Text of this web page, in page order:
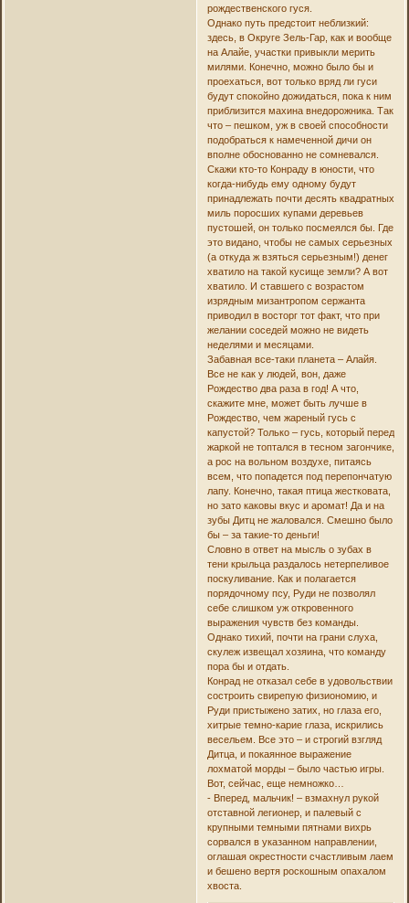
рождественского гуся.
Однако путь предстоит неблизкий:
здесь, в Округе Зель-Гар, как и вообще
на Алайе, участки привыкли мерить
милями. Конечно, можно было бы и
проехаться, вот только вряд ли гуси
будут спокойно дожидаться, пока к ним
приблизится махина внедорожника. Так
что – пешком, уж в своей способности
подобраться к намеченной дичи он
вполне обоснованно не сомневался.
Скажи кто-то Конраду в юности, что
когда-нибудь ему одному будут
принадлежать почти десять квадратных
миль поросших купами деревьев
пустошей, он только посмеялся бы. Где
это видано, чтобы не самых серьезных
(а откуда ж взяться серьезным!) денег
хватило на такой кусище земли? А вот
хватило. И ставшего с возрастом
изрядным мизантропом сержанта
приводил в восторг тот факт, что при
желании соседей можно не видеть
неделями и месяцами.
Забавная все-таки планета – Алайя.
Все не как у людей, вон, даже
Рождество два раза в год! А что,
скажите мне, может быть лучше в
Рождество, чем жареный гусь с
капустой? Только – гусь, который перед
жаркой не топтался в тесном загончике,
а рос на вольном воздухе, питаясь
всем, что попадется под перепончатую
лапу. Конечно, такая птица жестковата,
но зато каковы вкус и аромат! Да и на
зубы Дитц не жаловался. Смешно было
бы – за такие-то деньги!
Словно в ответ на мысль о зубах в
тени крыльца раздалось нетерпеливое
поскуливание. Как и полагается
порядочному псу, Руди не позволял
себе слишком уж откровенного
выражения чувств без команды.
Однако тихий, почти на грани слуха,
скулеж извещал хозяина, что команду
пора бы и отдать.
Конрад не отказал себе в удовольствии
состроить свирепую физиономию, и
Руди пристыжено затих, но глаза его,
хитрые темно-карие глаза, искрились
весельем. Все это – и строгий взгляд
Дитца, и покаянное выражение
лохматой морды – было частью игры.
Вот, сейчас, еще немножко…
- Вперед, мальчик! – взмахнул рукой
отставной легионер, и палевый с
крупными темными пятнами вихрь
сорвался в указанном направлении,
оглашая окрестности счастливым лаем
и бешено вертя роскошным опахалом
хвоста.